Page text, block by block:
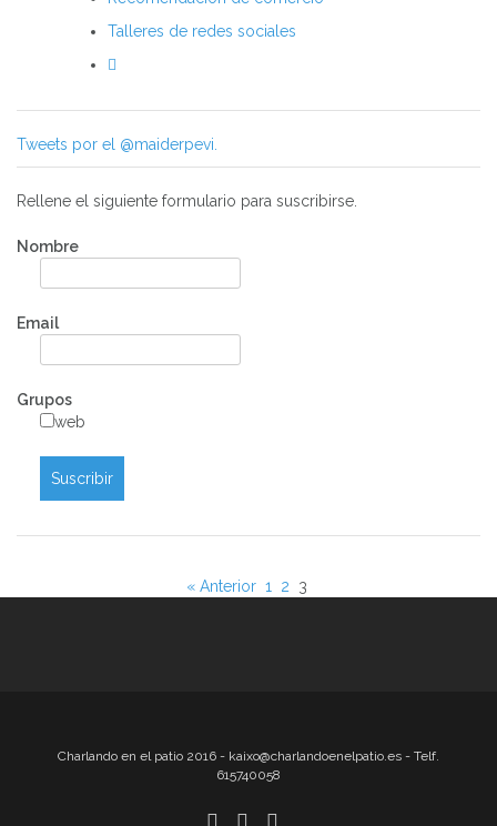
Talleres de redes sociales
Tweets por el @maiderpevi.
Rellene el siguiente formulario para suscribirse.
Nombre
Email
Grupos
web
« Anterior 1 2 3
Charlando en el patio 2016 - kaixo@charlandoenelpatio.es - Telf.
615740058